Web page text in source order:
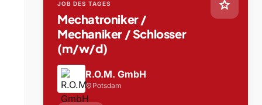
star
JOB DES TAGES
Mechatroniker /
Mechaniker / Schlosser
(m/w/d)
R.O.M. GmbH
location_on Potsdam